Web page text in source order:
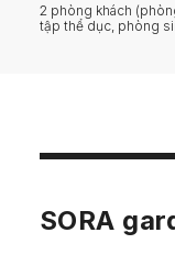
2 phòng khách
tập thể dục, phòng
SORA